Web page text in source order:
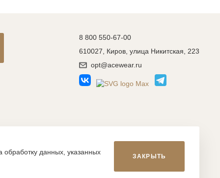
8 800 550-67-00
610027, Киров, улица Никитская, 223
opt@acewear.ru
фотографиями, иллюстрациями и т.д., являются
обработку данных, указанных
ЗАКРЫТЬ